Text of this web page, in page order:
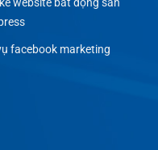
website bất động sản
facebook marketing